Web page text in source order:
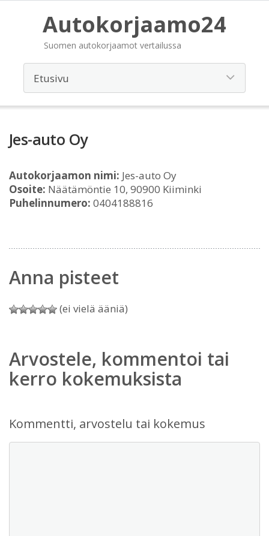
Autokorjaamo24
Suomen autokorjaamot vertailussa
Jes-auto Oy
Autokorjaamon nimi: Jes-auto Oy
Osoite: Näätämöntie 10, 90900 Kiiminki
Puhelinnumero: 0404188816
Anna pisteet
(ei vielä ääniä)
Arvostele, kommentoi tai
kerro kokemuksista
Kommentti, arvostelu tai kokemus